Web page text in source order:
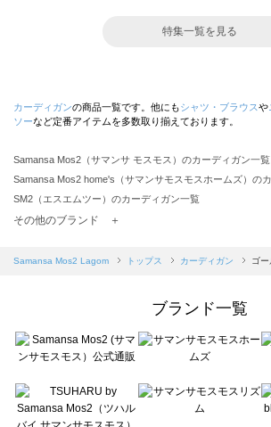
特集一覧を見る
カーディガンの商品一覧です。他にもシャツ・ブラウスや
ソーなど定番アイテムを多数取り揃えております。
Samansa Mos2（サマンサ モスモス）のカーディガン一覧
Samansa Mos2 home's（サマンサモスモスホームズ）の
SM2（エスエムツー）のカーディガン一覧
TSUHARU by Samansa Mos2（ツハルバイサマンサモス
Samansa Mos2 blue（サマンサモスモス ブルー）のカーデ
sō4ū（ソウフォーユー）のカーディガン一覧
Te chichi（テチチ）のカーディガン一覧
Te chichi CLASSIC（テチチ クラシック）のカーディガン
Lugnoncure（ルノンキュール）のカーディガン一覧
BETTY'S BLUE（べティーズブルー）のカーディガン一覧
その他のブランド ＋
Samansa Mos2 Lagom トップス カーディガン ゴ
ブランド一覧